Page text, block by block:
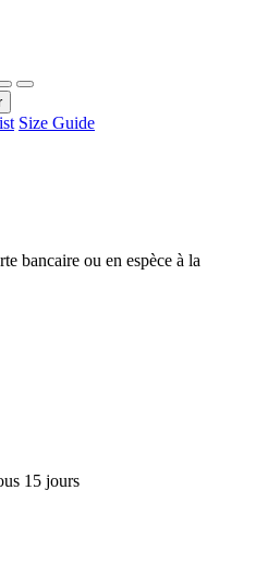
Size Guide
bancaire ou en espèce à la
15 jours